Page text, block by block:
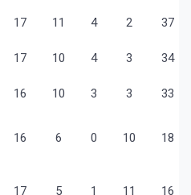
17 11 4 2 37
17 10 4 3 34
16 10 3 3 33
16 6 0 10 18
17 5 1 11 16